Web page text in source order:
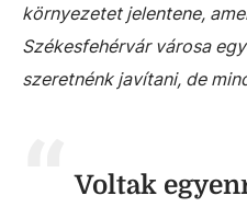
környezetet jelentene,
Székesfehérvár városa
szeretnénk javítani, de
Voltak